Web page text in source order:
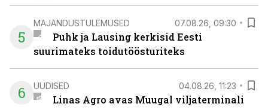
5
MAJANDUSTULEMUSED 07.08.26, 09:30
Puhk ja Lausing kerkisid Eesti
suurimateks toidutöösturiteks
6 UUDISED 04.08.26, 11:23
Linas Agro avas Muugal viljaterminali